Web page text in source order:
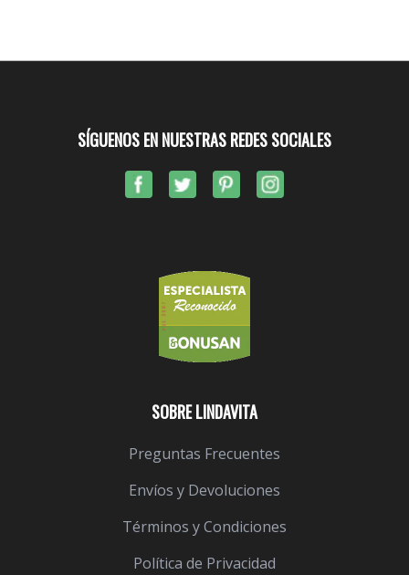
SOBRE LINDAVITA
Preguntas Frecuentes
Envíos y Devoluciones
Términos y Condiciones
Política de Privacidad
SÍGUENOS EN NUESTRAS REDES SOCIALES